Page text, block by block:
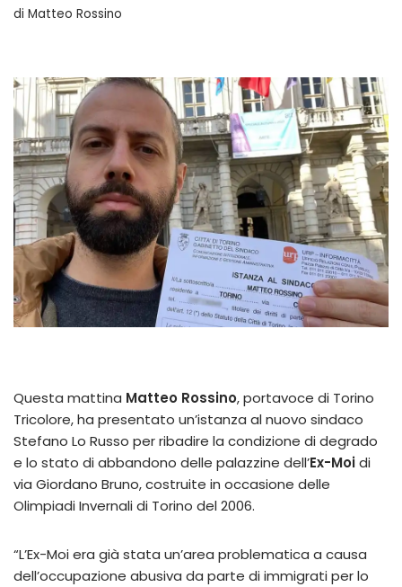
di Matteo Rossino
Questa mattina Matteo Rossino, portavoce di Torino
Tricolore, ha presentato un’istanza al nuovo sindaco
Stefano Lo Russo per ribadire la condizione di degrado
e lo stato di abbandono delle palazzine dell’Ex-Moidi
via Giordano Bruno, costruite in occasione delle
Olimpiadi Invernali di Torino del 2006.
“L’Ex-Moi era già stata un’area problematica a causa
dell’occupazione abusiva da parte di immigrati per lo